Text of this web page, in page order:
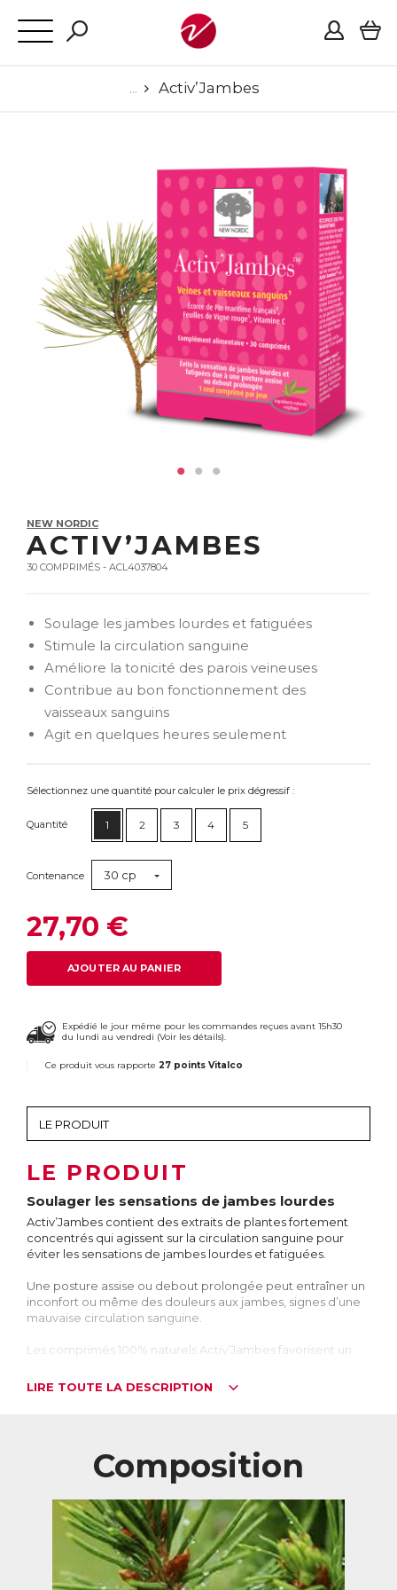
Activ’Jambes
NEW NORDIC
ACTIV’JAMBES
30 COMPRIMÉS - ACL4037804
Soulage les jambes lourdes et fatiguées
Stimule la circulation sanguine
Améliore la tonicité des parois veineuses
Contribue au bon fonctionnement des
vaisseaux sanguins
Agit en quelques heures seulement
Sélectionnez une quantité pour calculer le prix dégressif :
Quantité 1 2 3 4 5
Contenance 30 cp
27,70 €
AJOUTER AU PANIER
Expédié le jour même pour les commandes reçues avant 15h30
du lundi au vendredi (Voir les détails).
Ce produit vous rapporte 27 points Vitalco
LE PRODUIT
Soulager les sensations de jambes lourdes
Activ’Jambes contient des extraits de plantes fortement
concentrés qui agissent sur la circulation sanguine pour
éviter les sensations de jambes lourdes et fatiguées.
Une posture assise ou debout prolongée peut entraîner un
inconfort ou même des douleurs aux jambes, signes d’une
mauvaise circulation sanguine.
Les comprimés 100% naturels Activ’Jambes favorisent un
sanguins, pour un soulagement rapide et durable.
après seulement 2 semaines de programme : disparition
des gonflements, sensation de jambes légères et apaisées.
programme !
*Test réalisé sur 47 personnes souffrant de jambes lourdes,
fatiguées ou gonflées.
LIRE TOUTE LA DESCRIPTION
Composition